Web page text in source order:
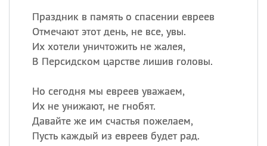
Праздник в память о спасении евреев
Отмечают этот день, не все, увы.
Их хотели уничтожить не жалея,
В Персидском царстве лишив головы.
Но сегодня мы евреев уважаем,
Их не унижают, не гнобят.
Давайте же им счастья пожелаем,
Пусть каждый из евреев будет рад.